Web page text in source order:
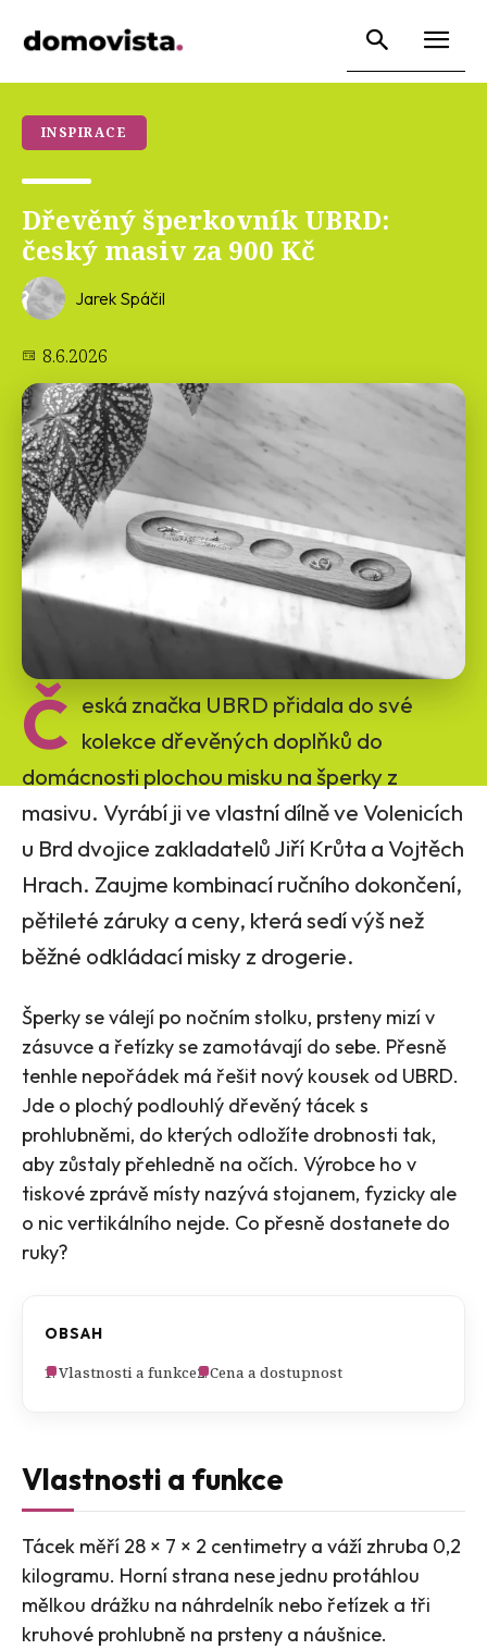
INSPIRACE
Dřevěný šperkovník UBRD:
český masiv za 900 Kč
Jarek Spáčil
8.6.2026
Č eská značka UBRD přidala do své
kolekce dřevěných doplňků do
domácnosti plochou misku na šperky z
masivu. Vyrábí ji ve vlastní dílně ve Volenicích
u Brd dvojice zakladatelů Jiří Krůta a Vojtěch
Hrach. Zaujme kombinací ručního dokončení,
pětileté záruky a ceny, která sedí výš než
běžné odkládací misky z drogerie.
Šperky se válejí po nočním stolku, prsteny mizí v
zásuvce a řetízky se zamotávají do sebe. Přesně
tenhle nepořádek má řešit nový kousek od UBRD.
Jde o plochý podlouhlý dřevěný tácek s
prohlubněmi, do kterých odložíte drobnosti tak,
aby zůstaly přehledně na očích. Výrobce ho v
tiskové zprávě místy nazývá stojanem, fyzicky ale
o nic vertikálního nejde. Co přesně dostanete do
ruky?
OBSAH
Vlastnosti a funkce Cena a dostupnost
Vlastnosti a funkce
Tácek měří 28 × 7 × 2 centimetry a váží zhruba 0,2
kilogramu. Horní strana nese jednu protáhlou
mělkou drážku na náhrdelník nebo řetízek a tři
kruhové prohlubně na prsteny a náušnice.